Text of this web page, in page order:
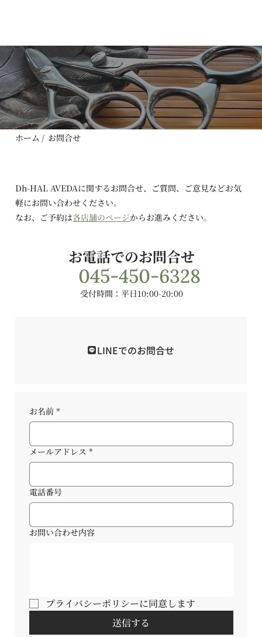
​お問合せ
ホーム / お問合せ
Dh-HAL AVEDAに関するお問合せ、ご質問、ご意見などお気
軽にお問い合わせください。
なお、ご予約は各店舗のページからお進みください。
お電話でのお問合せ
045-450-6328
受付時間：平日10:00-20:00
LINEでのお問合せ
お名前 *
メールアドレス *
電話番号
お問い合わせ内容
プライバシーポリシーに同意します
送信する